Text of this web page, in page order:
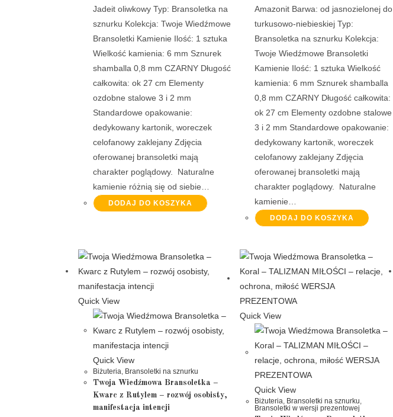
Jadeit oliwkowy Typ: Bransoletka na
sznurku Kolekcja: Twoje Wiedźmowe
Bransoletki Kamienie Ilość: 1 sztuka
Wielkość kamienia: 6 mm Sznurek
shamballa 0,8 mm CZARNY Długość
całkowita: ok 27 cm Elementy
ozdobne stalowe 3 i 2 mm
Standardowe opakowanie:
dedykowany kartonik, woreczek
celofanowy zaklejany Zdjęcia
oferowanej bransoletki mają
charakter poglądowy. Naturalne
kamienie różnią się od siebie…
DODAJ DO KOSZYKA
Amazonit Barwa: od jasnozielonej do
turkusowo-niebieskiej Typ:
Bransoletka na sznurku Kolekcja:
Twoje Wiedźmowe Bransoletki
Kamienie Ilość: 1 sztuka Wielkość
kamienia: 6 mm Sznurek shamballa
0,8 mm CZARNY Długość całkowita:
ok 27 cm Elementy ozdobne stalowe
3 i 2 mm Standardowe opakowanie:
dedykowany kartonik, woreczek
celofanowy zaklejany Zdjęcia
oferowanej bransoletki mają
charakter poglądowy. Naturalne
kamienie…
DODAJ DO KOSZYKA
Quick View
Quick View
Biżuteria Bransoletki na sznurku
Twoja Wiedźmowa Bransoletka –
Kwarc z Rutylem – rozwój osobisty,
manifestacja intencji
Quick View
Quick View
Biżuteria Bransoletki na sznurku
Bransoletki w wersji prezentowej